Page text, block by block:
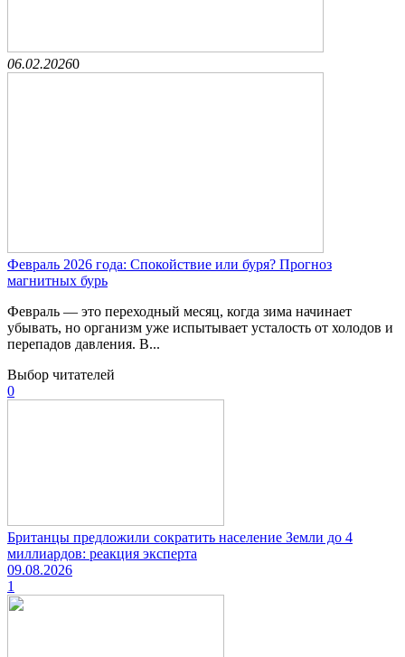
06.02.20260
Февраль 2026 года: Спокойствие или буря? Прогноз
магнитных бурь
Февраль — это переходный месяц, когда зима начинает
убывать, но организм уже испытывает усталость от холодов и
перепадов давления. В...
Выбор читателей
0
Британцы предложили сократить население Земли до 4
миллиардов: реакция эксперта
09.08.2026
1